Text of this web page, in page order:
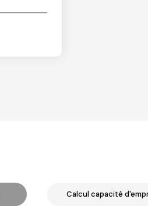
Calcul capacité